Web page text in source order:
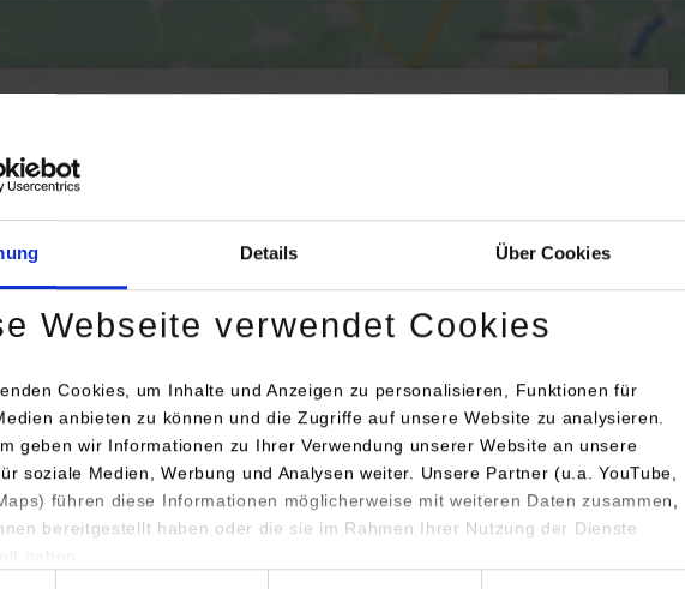
Details Über Cookies
Webseite verwendet Cookies
Cookies, um Inhalte und Anzeigen zu personalisieren, Funktionen für
anbieten zu können und die Zugriffe auf unsere Website zu analysieren.
geben wir Informationen zu Ihrer Verwendung unserer Website an unsere
soziale Medien, Werbung und Analysen weiter. Unsere Partner (u.a. YouTube,
führen diese Informationen möglicherweise mit weiteren Daten zusammen,
bereitgestellt haben oder die sie im Rahmen Ihrer Nutzung der Dienste
der Karte werden Daten automatisiert an Google Maps übertragen.
Dauerhaft aktivieren Einmalig aktivieren
Anschrift / Ansprechperson Bemerkungen Plätze 2026